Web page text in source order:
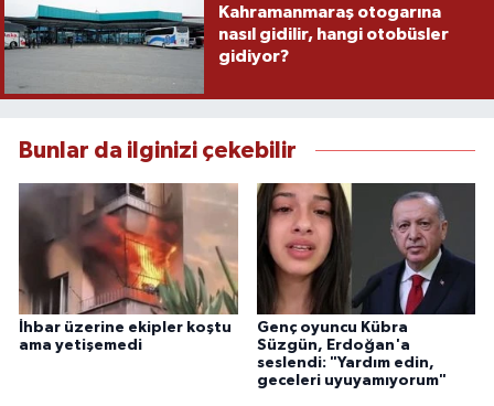
Kahramanmaraş otogarına
nasıl gidilir, hangi otobüsler
gidiyor?
Bunlar da ilginizi çekebilir
İhbar üzerine ekipler koştu
ama yetişemedi
Genç oyuncu Kübra
Süzgün, Erdoğan'a
seslendi: "Yardım edin,
geceleri uyuyamıyorum"